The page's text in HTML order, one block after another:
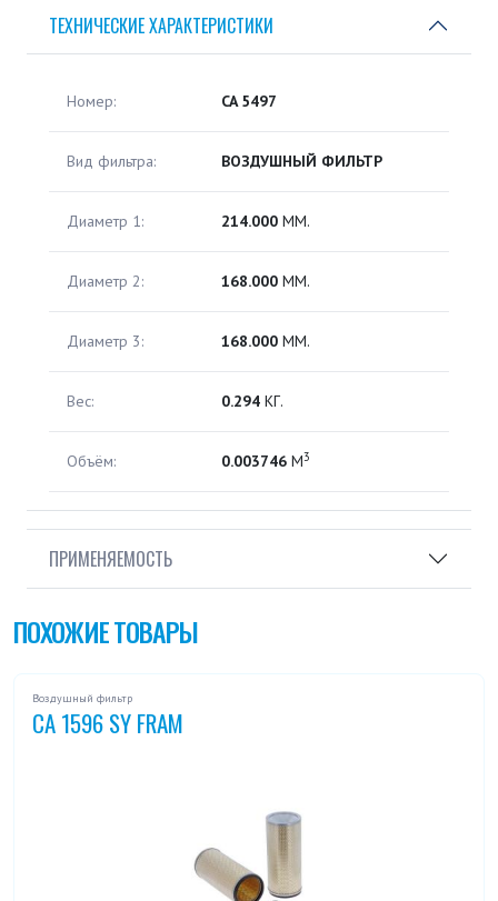
ТЕХНИЧЕСКИЕ ХАРАКТЕРИСТИКИ
Номер: CA 5497
Вид фильтра: ВОЗДУШНЫЙ ФИЛЬТР
Диаметр 1: 214.000 ММ.
Диаметр 2: 168.000 ММ.
Диаметр 3: 168.000 ММ.
Вес: 0.294 КГ.
Объём: 0.003746 М3
ПРИМЕНЯЕМОСТЬ
ПОХОЖИЕ ТОВАРЫ
Воздушный фильтр
CA 1596 SY FRAM